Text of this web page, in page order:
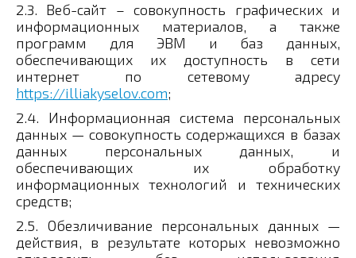
2.3. Веб-сайт – совокупность графических и
информационных материалов, а также
программ для ЭВМ и баз данных,
обеспечивающих их доступность в сети
интернет по сетевому адресу
https://illiakyselov.com;
2.4. Информационная система персональных
данных — совокупность содержащихся в базах
данных персональных данных, и
обеспечивающих их обработку
информационных технологий и технических
средств;
2.5. Обезличивание персональных данных —
действия, в результате которых невозможно